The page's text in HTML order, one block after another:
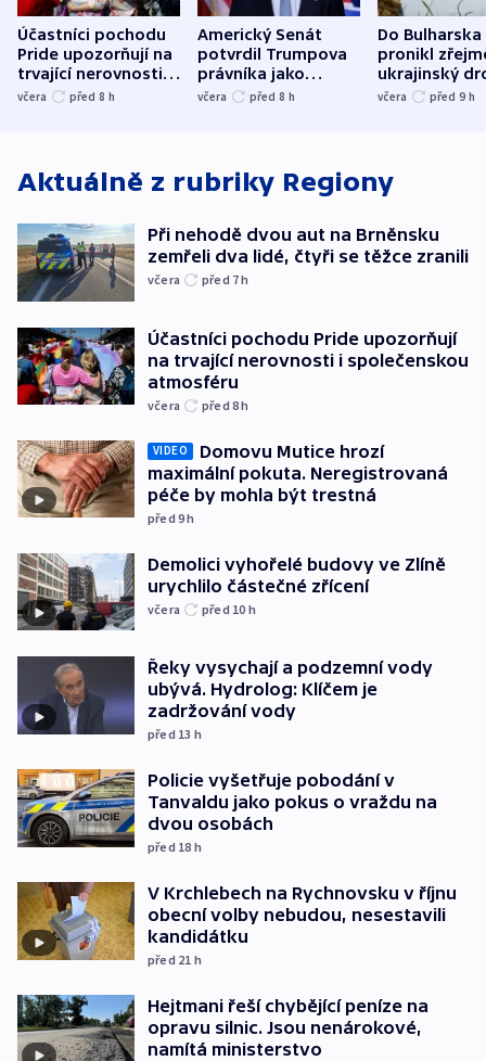
Účastníci pochodu
Pride upozorňují na
trvající nerovnosti i
společenskou
včera před 8 h
Americký Senát
potvrdil Trumpova
právníka jako
ministra
včera před 8 h
Do Bulharska
pronikl
ukrajinský
explodoval
včera před 9 h
Aktuálně z rubriky Regiony
Při nehodě dvou aut na Brněnsku
zemřeli dva lidé, čtyři se těžce zranili
včera před 7h
Účastníci pochodu Pride upozorňují
na trvající nerovnosti i společenskou
atmosféru
včera před 8h
VIDEO
Domovu Mutice hrozí
maximální pokuta. Neregistrovaná
péče by mohla být trestná
před 9h
Demolici vyhořelé budovy ve Zlíně
urychlilo částečné zřícení
včera před 10 h
Řeky vysychají a podzemní vody
ubývá. Hydrolog: Klíčem je
zadržování vody
před 13 h
Policie vyšetřuje pobodání v
Tanvaldu jako pokus o vraždu na
dvou osobách
před 18 h
V Krchlebech na Rychnovsku v říjnu
obecní volby nebudou, nesestavili
kandidátku
před 21 h
Hejtmani řeší chybějící peníze na
opravu silnic. Jsou nenárokové,
namítá ministerstvo